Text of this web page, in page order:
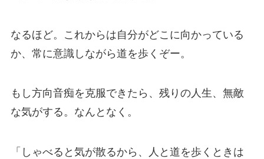
なるほど。これからは自分がどこに向かっている
か、常に意識しながら道を歩くぞー。
もし方向音痴を克服できたら、残りの人生、無敵
な気がする。なんとなく。
「しゃべると気が散るから、人と道を歩くときは